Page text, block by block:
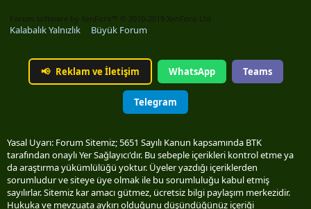
Forum software by XenForo™ © 2010-2019 XenForo Ltd.
Kalabalık Yalnızlık Büyük Forum
📢 Reklam ve İletişim WhatsApp Teams
Telegram
Yasal Uyarı: Forum Sitemiz; 5651 Sayılı Kanun kapsamında BTK
tarafından onaylı Yer Sağlayıcı'dır. Bu sebeple içerikleri kontrol etme ya
da araştırma yükümlülüğü yoktur. Üyeler yazdığı içeriklerden
sorumludur ve siteye üye olmak ile bu sorumluluğu kabul etmiş
sayılırlar. Sitemiz kar amacı gütmez, ücretsiz bilgi paylaşım merkezidir.
Hukuka ve mevzuata aykırı olduğunu düşündüğünüz içeriği